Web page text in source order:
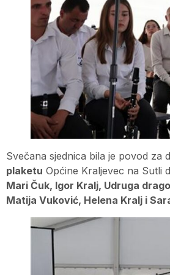
Svečana sjednica bila je povod za
plaketu Općine Kraljevec na Sutli
Mari Čuk, Igor Kralj, Udruga
Matija Vuković, Helena Kralj i